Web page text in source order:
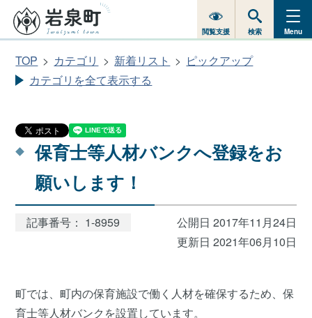
閲覧支援 検索 Menu
TOP カテゴリ 新着リスト
ピックアップ
カテゴリを全て表示する
保育士等人材バンクへ登録をお
願いします！
記事番号： 1-8959
公開日 2017年11月24日
更新日 2021年06月10日
町では、町内の保育施設で働く人材を確保するため、保
育士等人材バンクを設置しています。